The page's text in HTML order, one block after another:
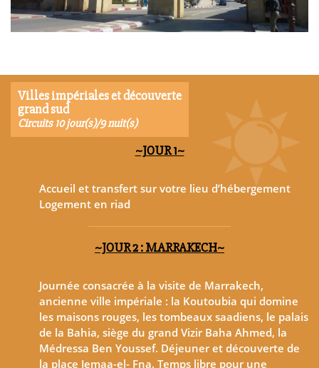
Villes impériales et découverte
grand sud
Circuits 10 jour(s)/9 nuit(s)
~JOUR 1~
Accueil et transfert sur votre lieu d’hébergement
Logement en riad
~JOUR 2 : MARRAKECH~
Journée consacrée à la visite de Marrakech,
ancienne ville impériale : la Koutoubia qui domine
les maisons rouges, les tombeaux saadiens, le palais
de la Bahia, siège du grand Vizir Baha Ahmed, la
Médressa Ben Youssef. Déjeuner et découverte de
la place Jemaa-el- Fna. Temps libre pour une